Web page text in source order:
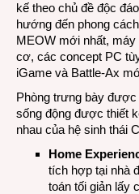
kế theo chủ đề độc
hướng đến phong
MEOW mới nhất,
cơ, các concept PC
iGame và Battle-Ax
Phòng trưng bày
sống động được thiết
nhau của hệ sinh thái
Home
tích hợp tại nhà
toán tối giản lấy